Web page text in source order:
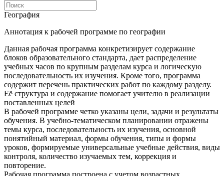
География
Аннотация к рабочей программе по географии
Данная рабочая программа конкретизирует содержание
блоков образовательного стандарта, дает распределение
учебных часов по крупным разделам курса и логическую
последовательность их изучения. Кроме того, программа
содержит перечень практических работ по каждому разделу.
Её структура и содержание помогает учителю в реализации
поставленных целей
В рабочей программе четко указаны цели, задачи и результаты
обучения. В учебно-тематическом планировании отражены
темы курса, последовательность их изучения, основной
понятийный материал, формы обучения, типы и формы
уроков, формируемые универсальные учебные действия, виды
контроля, количество изучаемых тем, коррекция и
повторение.
Рабочая программа построена с учетом возрастных